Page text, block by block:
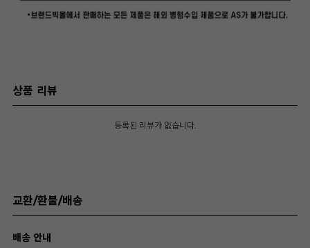
상품 리뷰
등록된 리뷰가 없습니다.
교환/환불/배송
배송 안내